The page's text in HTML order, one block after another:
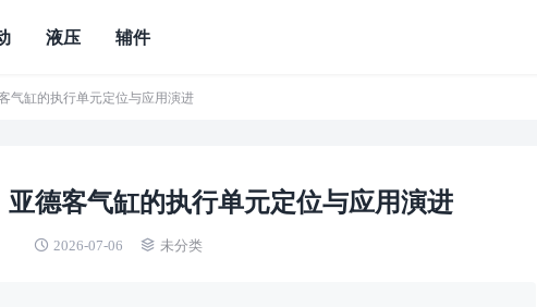
液压 辅件
气缸的执行单元定位与应用演进
德客气缸的执行单元定位与应用演进
2026-07-06 未分类